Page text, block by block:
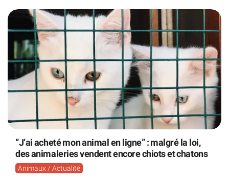
“J’ai acheté mon animal en ligne” : malgré la loi,
des animaleries vendent encore chiots et chatons
Animaux / Actualité